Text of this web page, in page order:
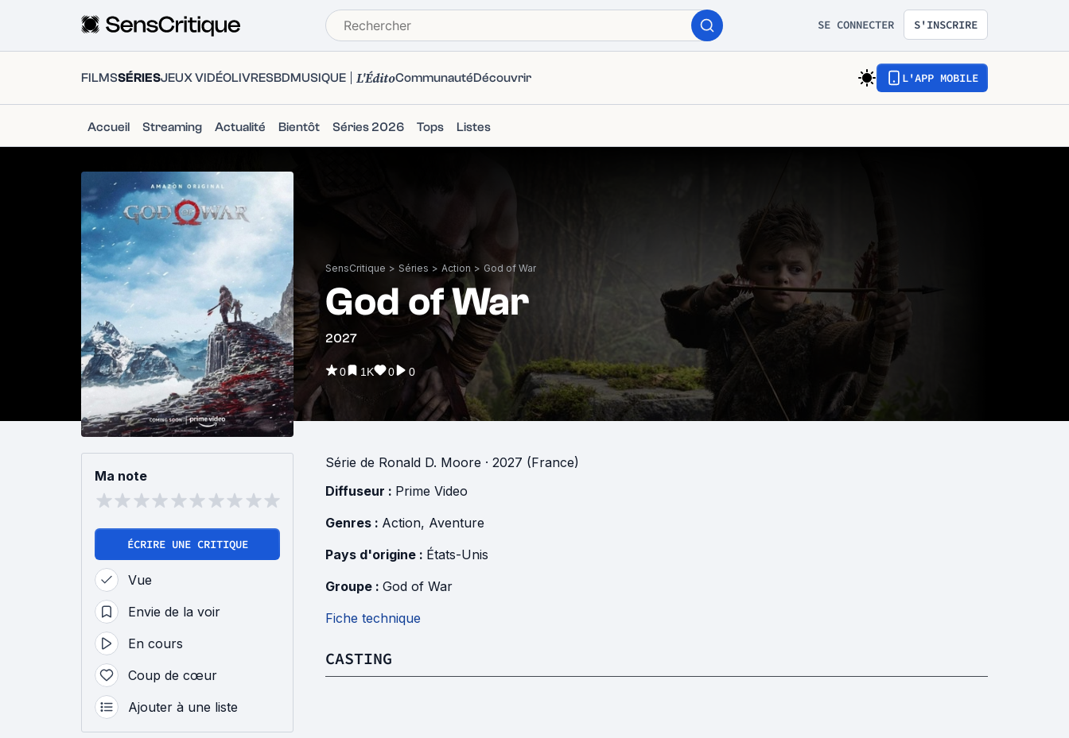
SE CONNECTER S'INSCRIRE
FILMSSÉRIESJEUX VIDÉOLIVRESBDMUSIQUE L'ÉditoCommunautéDécouvrir L'APP MOBILE
Accueil Streaming Actualité Bientôt Séries 2026 Tops Listes
SensCritique > Séries > Action > God of War
God of War
2027
0 1K 0 0
Ma note
ÉCRIRE UNE CRITIQUE
Vue
Envie de la voir
En cours
Coup de cœur
Ajouter à une liste
Série de Ronald D. Moore · 2027 (France)
Diffuseur : Prime Video
Genres : Action, Aventure
Pays d'origine : États-Unis
Groupe : God of War
Fiche technique
CASTING